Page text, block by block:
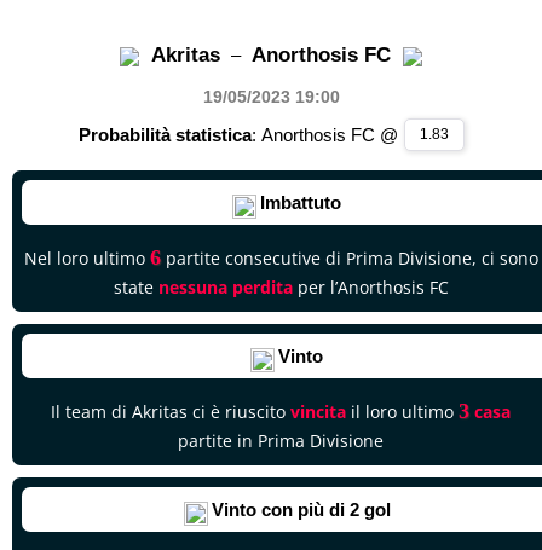
Akritas – Anorthosis FC
19/05/2023 19:00
Probabilità statistica: Anorthosis FC @ 1.83
Imbattuto
Nel loro ultimo 6partite consecutive di Prima Divisione, ci sono
state nessuna perditaper l’Anorthosis FC
Vinto
Il team di Akritas ci è riuscito vincita il loro ultimo 3 casa
partite in Prima Divisione
Vinto con più di 2 gol